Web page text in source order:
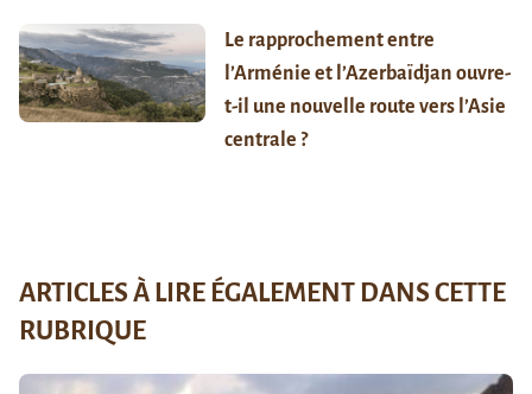
Le rapprochement entre
l’Arménie et l’Azerbaïdjan ouvre-
t-il une nouvelle route vers l’Asie
centrale ?
ARTICLES À LIRE ÉGALEMENT DANS CETTE
RUBRIQUE